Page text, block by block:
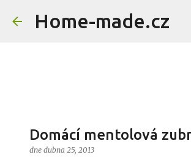
Home-made.cz
Domácí mentolová
dne dubna 25, 2013